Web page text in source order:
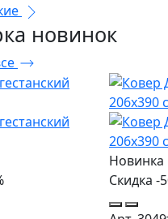
новинок
Новинка
Скидка -